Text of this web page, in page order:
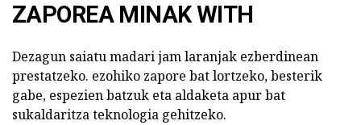
ZAPOREA MINAK WITH
Dezagun saiatu madari jam laranjak ezberdinean
prestatzeko. ezohiko zapore bat lortzeko, besterik
gabe, espezien batzuk eta aldaketa apur bat
sukaldaritza teknologia gehitzeko.